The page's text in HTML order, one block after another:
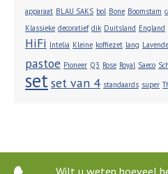
apparaat BLAU SAKS bol Bone Boomstam
Klassieke decoratief dik Duitsland England
HiFi Intelia Kleine koffiezet lang
pastoe Pioneer Q3 Rose Royal Saeco
setset van 4 standaards super
Wilt u weten hoeveel